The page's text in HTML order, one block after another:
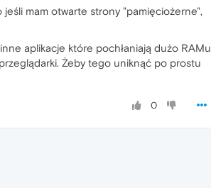
mam otwarte strony "pamięciożerne",
aplikacje które pochłaniają dużo RAMu
Żeby tego uniknąć po prostu
0